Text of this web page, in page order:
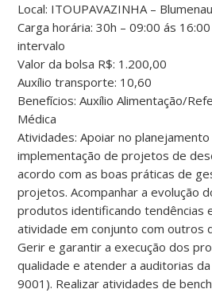
Local: ITOUPAVAZINHA – Blumenau
Carga horária: 30h – 09:00 ás
intervalo
Valor da bolsa R$: 1.200,00
Auxílio transporte: 10,60
Benefícios: Auxílio Alimentação/
Médica
Atividades: Apoiar no planejamento
implementação de projetos de
acordo com as boas práticas de
projetos.Acompanhar a evolução
produtos identificando tendências
atividade em conjunto com outros
Gerir e garantir a execução dos
qualidade e atender a auditorias
9001). Realizar atividades de